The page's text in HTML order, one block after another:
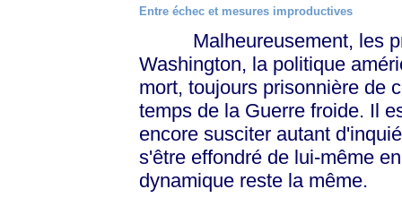
Entre échec et mesures improductives
Malheureusement, les
Washington, la politique
mort, toujours prisonnière de
temps de la Guerre froide. Il
encore susciter autant
s'être effondré de lui-même
dynamique reste la même.